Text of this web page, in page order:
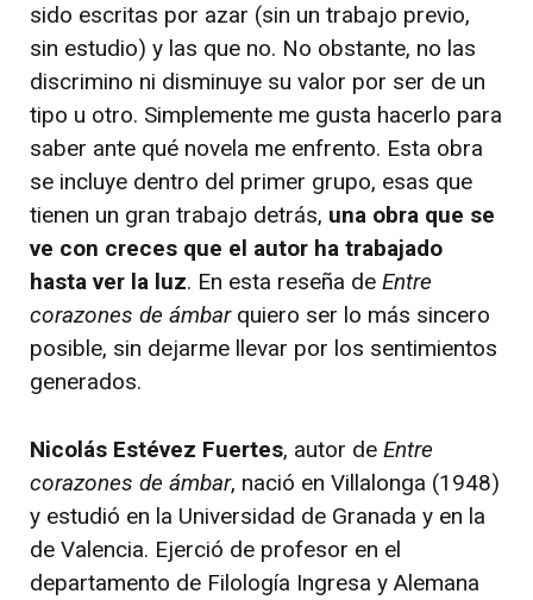
sido escritas por azar (sin un trabajo previo,
sin estudio) y las que no. No obstante, no las
discrimino ni disminuye su valor por ser de un
tipo u otro. Simplemente me gusta hacerlo para
saber ante qué novela me enfrento. Esta obra
se incluye dentro del primer grupo, esas que
tienen un gran trabajo detrás, una obra que se
ve con creces que el autor ha trabajado
hasta ver la luz. En esta reseña de Entre
corazones de ámbarquiero ser lo más sincero
posible, sin dejarme llevar por los sentimientos
generados.
Nicolás Estévez Fuertes, autor de Entre
corazones de ámbar, nació en Villalonga (1948)
y estudió en la Universidad de Granada y en la
de Valencia. Ejerció de profesor en el
departamento de Filología Ingresa y Alemana